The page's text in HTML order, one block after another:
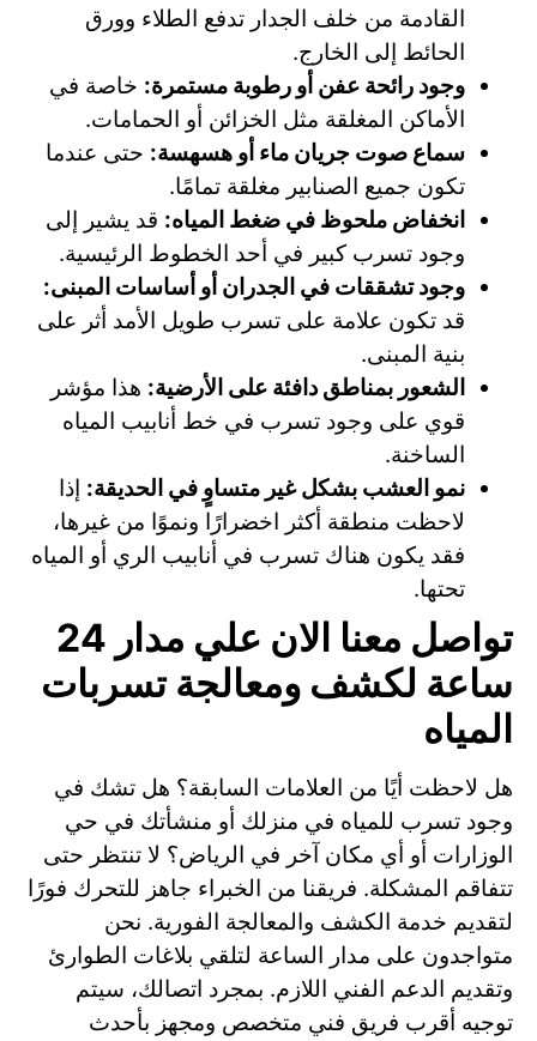
القادمة من خلف الجدار تدفع الطلاء وورق
الحائط إلى الخارج.
وجود رائحة عفن أو رطوبة مستمرة: خاصة في
الأماكن المغلقة مثل الخزائن أو الحمامات.
سماع صوت جريان ماء أو هسهسة: حتى عندما
تكون جميع الصنابير مغلقة تمامًا.
انخفاض ملحوظ في ضغط المياه: قد يشير إلى
وجود تسرب كبير في أحد الخطوط الرئيسية.
وجود تشققات في الجدران أو أساسات المبنى:
قد تكون علامة على تسرب طويل الأمد أثر على
بنية المبنى.
الشعور بمناطق دافئة على الأرضية: هذا مؤشر
قوي على وجود تسرب في خط أنابيب المياه
الساخنة.
نمو العشب بشكل غير متساوٍ في الحديقة: إذا
لاحظت منطقة أكثر اخضرارًا ونموًا من غيرها،
فقد يكون هناك تسرب في أنابيب الري أو المياه
تحتها.
تواصل معنا الان علي مدار 24
ساعة لكشف ومعالجة تسربات
المياه
هل لاحظت أيًا من العلامات السابقة؟ هل تشك في
وجود تسرب للمياه في منزلك أو منشأتك في حي
الوزارات أو أي مكان آخر في الرياض؟ لا تنتظر حتى
تتفاقم المشكلة. فريقنا من الخبراء جاهز للتحرك فورًا
لتقديم خدمة الكشف والمعالجة الفورية. نحن
متواجدون على مدار الساعة لتلقي بلاغات الطوارئ
وتقديم الدعم الفني اللازم. بمجرد اتصالك، سيتم
توجيه أقرب فريق فني متخصص ومجهز بأحدث